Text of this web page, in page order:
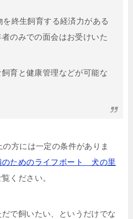
終生飼育する経済力がある
のみでの面会はお受けいた
育と健康管理などが可能な
方には一定の条件がありま
のためのライフボート 犬の里
覧ください。
で飼いたい、というだけでな